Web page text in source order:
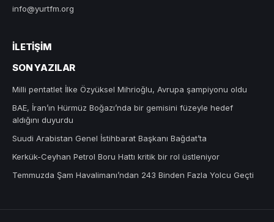
info@yurtfm.org
İLETIŞIM
SON YAZILAR
Milli pentatlet İlke Özyüksel Mihrioğlu, Avrupa şampiyonu oldu
BAE, İran’ın Hürmüz Boğazı’nda bir gemisini füzeyle hedef
aldığını duyurdu
Suudi Arabistan Genel İstihbarat Başkanı Bağdat’ta
Kerkük-Ceyhan Petrol Boru Hattı kritik bir rol üstleniyor
Temmuzda Şam Havalimanı’ndan 243 Binden Fazla Yolcu Geçti